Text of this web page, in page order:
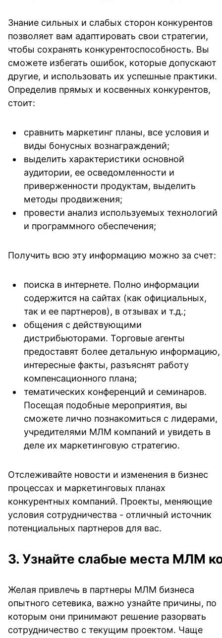
Знание сильных и слабых сторон конкурентов
позволяет вам адаптировать свои стратегии,
чтобы сохранять конкурентоспособность. Вы
сможете избегать ошибок, которые допускают
другие, и использовать их успешные практики.
Определив прямых и косвенных конкурентов,
стоит:
сравнить маркетинг планы, все условия и
виды бонусных вознаграждений;
выделить характеристики основной
аудитории, ее осведомленности и
приверженности продуктам, выделить
методы продвижения;
провести анализ используемых технологий
и программного обеспечения;
Получить всю эту информацию можно за счет:
поиска в интернете. Полно информации
содержится на сайтах (как официальных,
так и ее партнеров), в отзывах и т.д.;
общения с действующими
дистрибьюторами. Торговые агенты
предоставят более детальную информацию,
интересные факты, разъяснят работу
компенсационного плана;
тематических конференций и семинаров.
Посещая подобные мероприятия, вы
сможете лично познакомиться с лидерами,
учредителями МЛМ компаний и увидеть в
деле их маркетинговую стратегию.
Отслеживайте новости и изменения в бизнес
процессах и маркетинговых планах
конкурентных компаний. Проекты, меняющие
условия сотрудничества - отличный источник
потенциальных партнеров для вас.
3. Узнайте слабые места МЛМ
Желая привлечь в партнеры МЛМ бизнеса
опытного сетевика, важно узнайте причины, по
которым они принимают решение разорвать
сотрудничество с текущим проектом. Чаще